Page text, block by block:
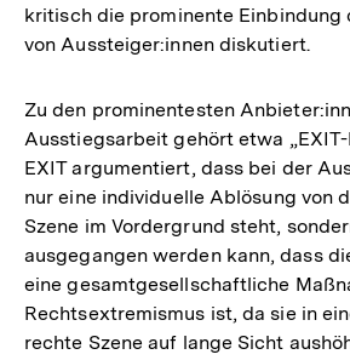
kritisch die prominente Einbindung
von Aussteiger:innen diskutiert.
Zu den prominentesten
Ausstiegsarbeit gehört etwa
EXIT argumentiert, dass bei der
nur eine individuelle Ablösung von
Szene im Vordergrund steht,
ausgegangen werden kann, dass
eine gesamtgesellschaftliche
Rechtsextremismus ist, da sie in
rechte Szene auf lange Sicht